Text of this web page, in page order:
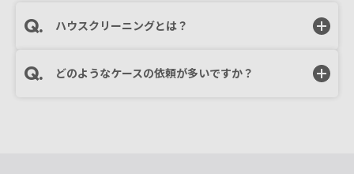
ハウスクリーニングとは？
どのようなケースの依頼が多いですか？